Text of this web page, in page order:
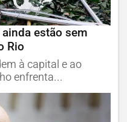
estão sem
Rio
à capital e ao
enfrenta...